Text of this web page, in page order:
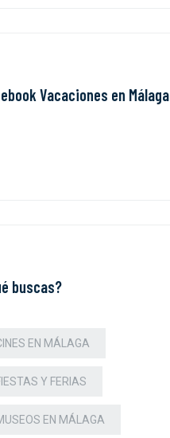
Vacaciones en Málaga
buscas?
EN MÁLAGA
Y FERIAS
EN MÁLAGA